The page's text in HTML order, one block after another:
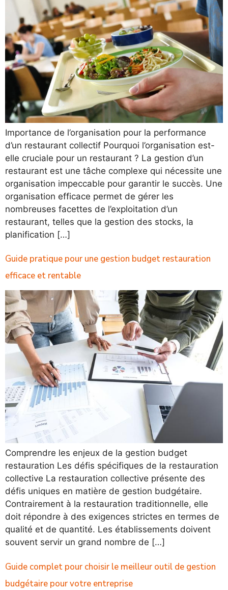
Importance de l’organisation pour la performance
d’un restaurant collectif Pourquoi l’organisation est-
elle cruciale pour un restaurant ? La gestion d’un
restaurant est une tâche complexe qui nécessite une
organisation impeccable pour garantir le succès. Une
organisation efficace permet de gérer les
nombreuses facettes de l’exploitation d’un
restaurant, telles que la gestion des stocks, la
planification […]
Guide pratique pour une gestion budget restauration
efficace et rentable
Comprendre les enjeux de la gestion budget
restauration Les défis spécifiques de la restauration
collective La restauration collective présente des
défis uniques en matière de gestion budgétaire.
Contrairement à la restauration traditionnelle, elle
doit répondre à des exigences strictes en termes de
qualité et de quantité. Les établissements doivent
souvent servir un grand nombre de […]
Guide complet pour choisir le meilleur outil de gestion
budgétaire pour votre entreprise